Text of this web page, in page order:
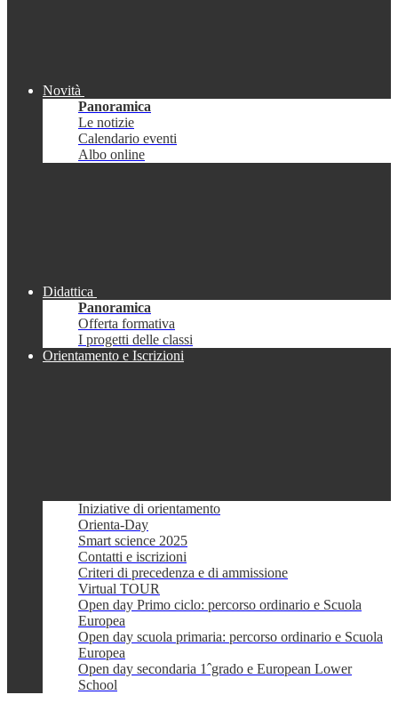
Novità
Panoramica
Le notizie
Calendario eventi
Albo online
Didattica
Panoramica
Offerta formativa
I progetti delle classi
Orientamento e Iscrizioni
Iniziative di orientamento
Orienta-Day
Smart science 2025
Contatti e iscrizioni
Criteri di precedenza e di ammissione
Virtual TOUR
Open day Primo ciclo: percorso ordinario e Scuola
Europea
Open day scuola primaria: percorso ordinario e Scuola
Europea
Open day secondaria 1ˆgrado e European Lower
School